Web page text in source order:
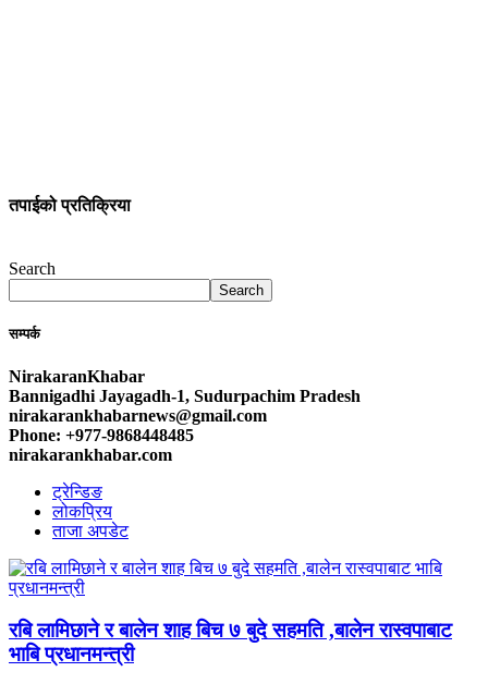
तपाईको प्रतिक्रिया
Search
Search
सम्पर्क
NirakaranKhabar
Bannigadhi Jayagadh-1, Sudurpachim Pradesh
nirakarankhabarnews@gmail.com
Phone: +977-9868448485
nirakarankhabar.com
ट्रेन्डिङ
लोकप्रिय
ताजा अपडेट
रबि लामिछाने र बालेन शाह बिच ७ बुदे सहमति ,बालेन रास्वपाबाट
भाबि प्रधानमन्त्री